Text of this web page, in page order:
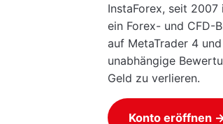
InstaForex, seit
ein Forex- und CFD-
auf MetaTrader 4
unabhängige
Geld zu verlieren.
Konto eröffnen